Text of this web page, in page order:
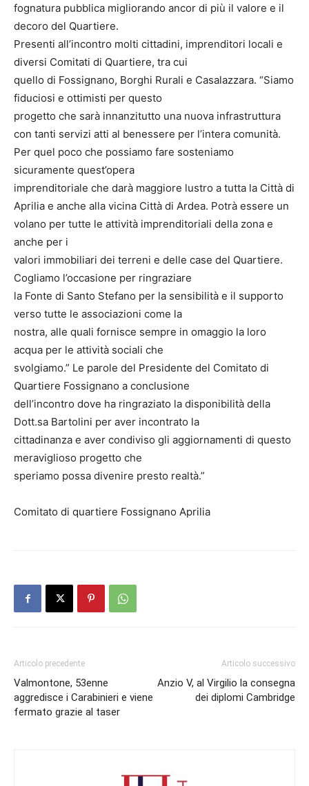
fognatura pubblica migliorando ancor di più il valore e il
decoro del Quartiere.
Presenti all’incontro molti cittadini, imprenditori locali e
diversi Comitati di Quartiere, tra cui
quello di Fossignano, Borghi Rurali e Casalazzara. “Siamo
fiduciosi e ottimisti per questo
progetto che sarà innanzitutto una nuova infrastruttura
con tanti servizi atti al benessere per l’intera comunità.
Per quel poco che possiamo fare sosteniamo
sicuramente quest’opera
imprenditoriale che darà maggiore lustro a tutta la Città di
Aprilia e anche alla vicina Città di Ardea. Potrà essere un
volano per tutte le attività imprenditoriali della zona e
anche per i
valori immobiliari dei terreni e delle case del Quartiere.
Cogliamo l’occasione per ringraziare
la Fonte di Santo Stefano per la sensibilità e il supporto
verso tutte le associazioni come la
nostra, alle quali fornisce sempre in omaggio la loro
acqua per le attività sociali che
svolgiamo.” Le parole del Presidente del Comitato di
Quartiere Fossignano a conclusione
dell’incontro dove ha ringraziato la disponibilità della
Dott.sa Bartolini per aver incontrato la
cittadinanza e aver condiviso gli aggiornamenti di questo
meraviglioso progetto che
speriamo possa divenire presto realtà.”
Comitato di quartiere Fossignano Aprilia
Articolo precedente
Valmontone, 53enne
aggredisce i Carabinieri e viene
fermato grazie al taser
Articolo successivo
Anzio V, al Virgilio la consegna
dei diplomi Cambridge